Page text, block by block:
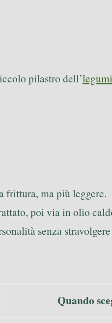
pilastro dell’legumi
frittura, ma più leggere.
poi via in olio
senza
Quando